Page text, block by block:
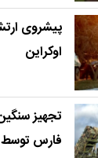
پیشروی
اوکراین
تجهیز
فارس توسط